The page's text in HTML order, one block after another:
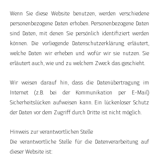
Wenn Sie diese Website benutzen, werden verschiedene
personenbezogene Daten erhoben. Personenbezogene Daten
sind Daten, mit denen Sie persönlich identifiziert werden
können. Die vorliegende Datenschutzerklärung erläutert,
welche Daten wir erheben und wofür wir sie nutzen. Sie
erläutert auch, wie und zu welchem Zweck das geschieht.
Wir weisen darauf hin, dass die Datenübertragung im
Internet (z.B. bei der Kommunikation per E-Mail)
Sicherheitslücken aufweisen kann. Ein lückenloser Schutz
der Daten vor dem Zugriff durch Dritte ist nicht möglich.
Hinweis zur verantwortlichen Stelle
Die verantwortliche Stelle für die Datenverarbeitung auf
dieser Website ist: